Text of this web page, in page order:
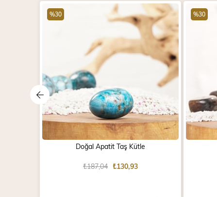
Doğal Apatit Taş Kütle
₺130,93
₺187,04
%30 %30